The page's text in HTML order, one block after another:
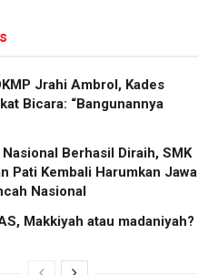
Jrahi Ambrol, Kades
Bicara: “Bangunannya
Berhasil Diraih, SMK
Pati Kembali Harumkan Jawa
Nasional
Makkiyah atau madaniyah?